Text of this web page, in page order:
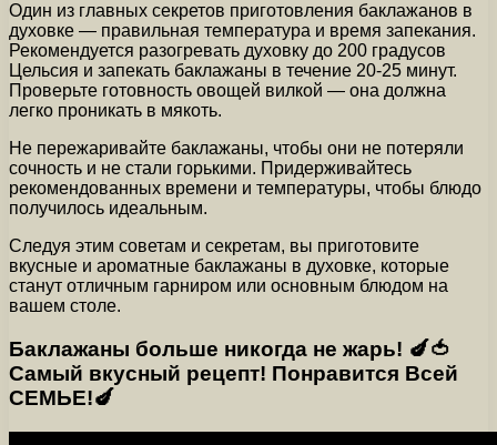
Один из главных секретов приготовления баклажанов в
духовке — правильная температура и время запекания.
Рекомендуется разогревать духовку до 200 градусов
Цельсия и запекать баклажаны в течение 20-25 минут.
Проверьте готовность овощей вилкой — она должна
легко проникать в мякоть.
Не пережаривайте баклажаны, чтобы они не потеряли
сочность и не стали горькими. Придерживайтесь
рекомендованных времени и температуры, чтобы блюдо
получилось идеальным.
Следуя этим советам и секретам, вы приготовите
вкусные и ароматные баклажаны в духовке, которые
станут отличным гарниром или основным блюдом на
вашем столе.
Баклажаны больше никогда не жарь! 🍆🍅
Самый вкусный рецепт! Понравится Всей
СЕМЬЕ!🍆